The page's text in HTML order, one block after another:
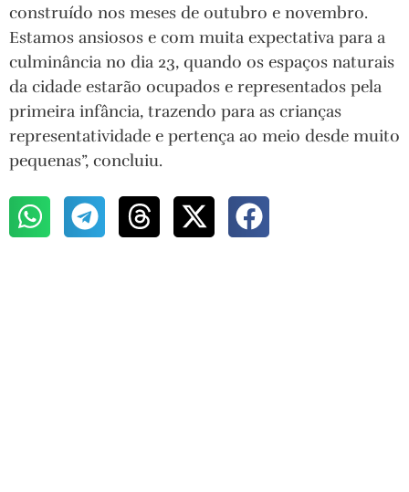
construído nos meses de outubro e novembro.
Estamos ansiosos e com muita expectativa para a
culminância no dia 23, quando os espaços naturais
da cidade estarão ocupados e representados pela
primeira infância, trazendo para as crianças
representatividade e pertença ao meio desde muito
pequenas”, concluiu.